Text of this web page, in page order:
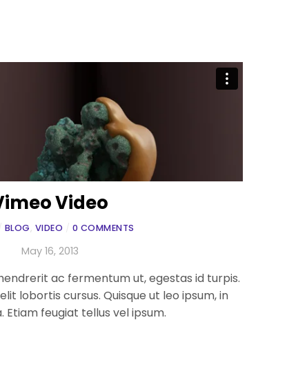
Video
BLOG, VIDEO 0 COMMENTS
May 16, 2013
ac fermentum ut, egestas id turpis.
lobortis cursus. Quisque ut leo ipsum, in
Etiam feugiat tellus vel ipsum.